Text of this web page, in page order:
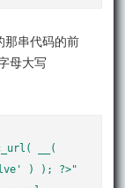
那串代码的前
母大写
__(
) ); ?>"